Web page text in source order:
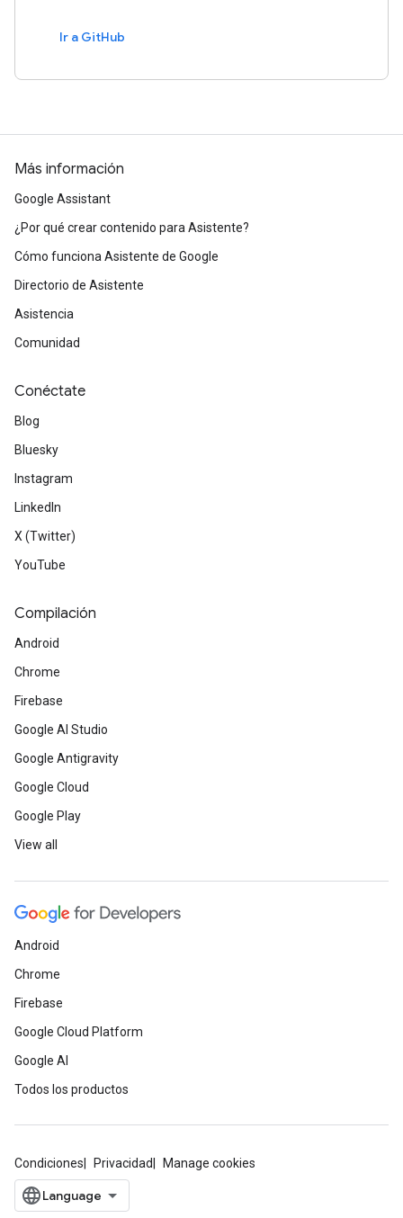
Ir a GitHub
Más información
Google Assistant
¿Por qué crear contenido para Asistente?
Cómo funciona Asistente de Google
Directorio de Asistente
Asistencia
Comunidad
Conéctate
Blog
Bluesky
Instagram
LinkedIn
X (Twitter)
YouTube
Compilación
Android
Chrome
Firebase
Google AI Studio
Google Antigravity
Google Cloud
Google Play
View all
Android
Chrome
Firebase
Google Cloud Platform
Google AI
Todos los productos
Condiciones Privacidad Manage cookies